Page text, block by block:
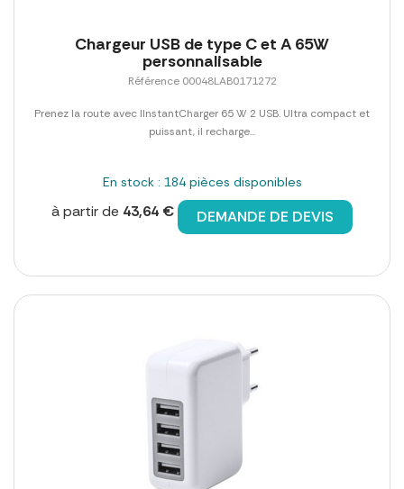
Chargeur USB de type C et A 65W
personnalisable
Référence 00048LAB0171272
Prenez la route avec lInstantCharger 65 W 2 USB. Ultra compact et
puissant, il recharge...
En stock : 184 pièces disponibles
à partir de 43,64 € DEMANDE DE DEVIS